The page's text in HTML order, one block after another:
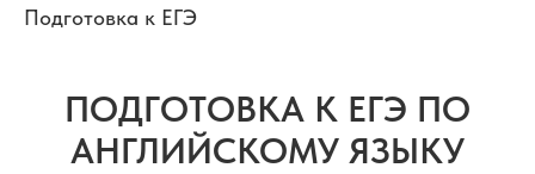
Подготовка к ЕГЭ
ПОДГОТОВКА К ЕГЭ ПО
АНГЛИЙСКОМУ ЯЗЫКУ